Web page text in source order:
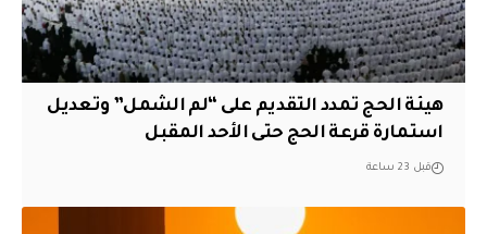
هيئة الحج تمدد التقديم على “لم الشمل” وتعديل
استمارة قرعة الحج حتى الأحد المقبل
قبل 23 ساعة